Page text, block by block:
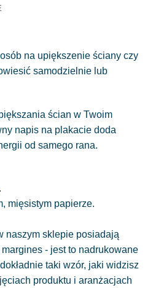
na upiększenie ściany czy
samodzielnie lub
ścian w Twoim
napis na plakacie doda
od samego rana.
mięsistym papierze.
naszym sklepie posiadają
- jest to nadrukowane
taki wzór, jaki widzisz
produktu i aranżacjach